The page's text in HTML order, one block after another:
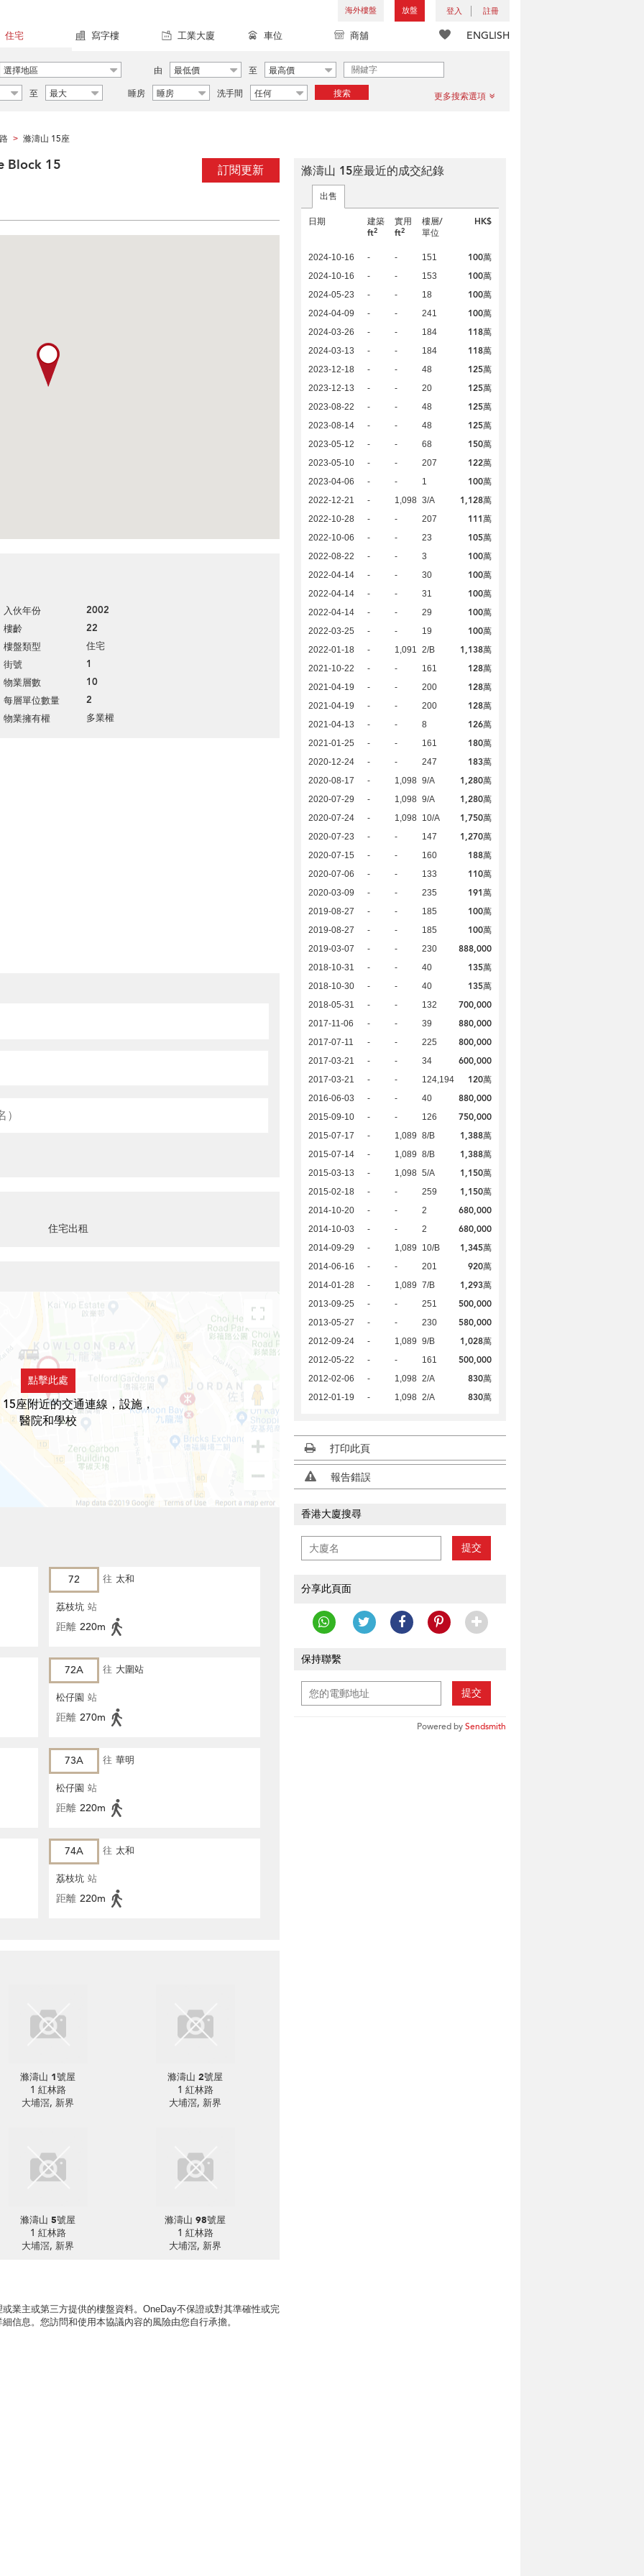
海外樓盤 放盤 登入 註冊
ENGLISH
住宅 寫字樓 工業大廈 車位 商舖
選擇地區 由 最低價 至
最高價
至 最大 睡房 睡房 洗手間 任何 搜索 更多搜索選項
> 滌濤山 15座
訂閱更新
Block 15
入伙年份 2002
樓齡 22
樓盤類型 住宅
街號 1
物業層數 10
每層單位數量 2
物業擁有權 多業權
住宅出租
點擊此處
座附近的交通連線，設施，
醫院和學校
72 往 太和
荔枝坑 站
距離 220m
72A 往 大圍站
松仔園 站
距離 270m
73A 往 華明
松仔園 站
距離 220m
74A 往 太和
荔枝坑 站
距離 220m
滌濤山 1號屋
1 紅林路
大埔滘, 新界
滌濤山 2號屋
1 紅林路
大埔滘, 新界
滌濤山 5號屋
1 紅林路
大埔滘, 新界
滌濤山 98號屋
1 紅林路
大埔滘, 新界
業主或第三方提供的樓盤資料。OneDay不保證或對其準確性或完
信息。您訪問和使用本協議內容的風險由您自行承擔。
滌濤山 15座最近的成交紀錄
出售
日期
建築
ft2
實用
ft2
樓層/
單位
HK$
2024-10-16 - - 151 100萬
2024-10-16 - - 153 100萬
2024-05-23 - - 18 100萬
2024-04-09 - - 241 100萬
2024-03-26 - - 184 118萬
2024-03-13 - - 184 118萬
2023-12-18 - - 48 125萬
2023-12-13 - - 20 125萬
2023-08-22 - - 48 125萬
2023-08-14 - - 48 125萬
2023-05-12 - - 68 150萬
2023-05-10 - - 207 122萬
2023-04-06 - - 1 100萬
2022-12-21 - 1,098 3/A 1,128萬
2022-10-28 - - 207 111萬
2022-10-06 - - 23 105萬
2022-08-22 - - 3 100萬
2022-04-14 - - 30 100萬
2022-04-14 - - 31 100萬
2022-04-14 - - 29 100萬
2022-03-25 - - 19 100萬
2022-01-18 - 1,091 2/B 1,138萬
2021-10-22 - - 161 128萬
2021-04-19 - - 200 128萬
2021-04-19 - - 200 128萬
2021-04-13 - - 8 126萬
2021-01-25 - - 161 180萬
2020-12-24 - - 247 183萬
2020-08-17 - 1,098 9/A 1,280萬
2020-07-29 - 1,098 9/A 1,280萬
2020-07-24 - 1,098 10/A 1,750萬
2020-07-23 - - 147 1,270萬
2020-07-15 - - 160 188萬
2020-07-06 - - 133 110萬
2020-03-09 - - 235 191萬
2019-08-27 - - 185 100萬
2019-08-27 - - 185 100萬
2019-03-07 - - 230 888,000
2018-10-31 - - 40 135萬
2018-10-30 - - 40 135萬
2018-05-31 - - 132 700,000
2017-11-06 - - 39 880,000
2017-07-11 - - 225 800,000
2017-03-21 - - 34 600,000
2017-03-21 - - 124,194 120萬
2016-06-03 - - 40 880,000
2015-09-10 - - 126 750,000
2015-07-17 - 1,089 8/B 1,388萬
2015-07-14 - 1,089 8/B 1,388萬
2015-03-13 - 1,098 5/A 1,150萬
2015-02-18 - - 259 1,150萬
2014-10-20 - - 2 680,000
2014-10-03 - - 2 680,000
2014-09-29 - 1,089 10/B 1,345萬
2014-06-16 - - 201 920萬
2014-01-28 - 1,089 7/B 1,293萬
2013-09-25 - - 251 500,000
2013-05-27 - - 230 580,000
2012-09-24 - 1,089 9/B 1,028萬
2012-05-22 - - 161 500,000
2012-02-06 - 1,098 2/A 830萬
2012-01-19 - 1,098 2/A 830萬
打印此頁
報告錯誤
香港大廈搜尋
提交
分享此頁面
保持聯繫
提交
Powered bySendsmith